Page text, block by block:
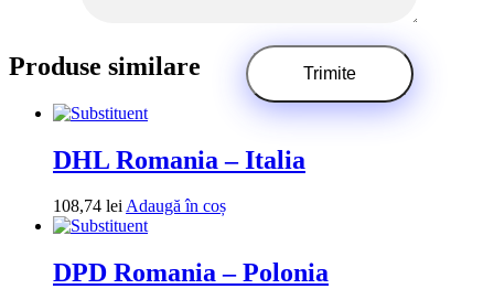
Produse similare
DHL Romania – Italia
108,74 leiAdaugă în coș
DPD Romania – Polonia